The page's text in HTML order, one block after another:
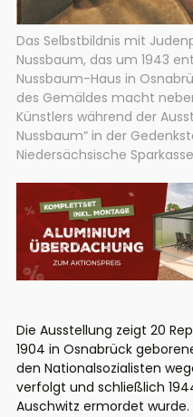
Das Selbstbildnis mit
Nussbaum, das um 1943
Nussbaum-Haus in
des Gemäldes macht
Künstlers während der
Nussbaum“ in der
Niedersächsische
Die Ausstellung zeigt 20
1904 in Osnabrück
den Nationalsozialisten
verfolgt und schließlich
Auschwitz ermordet wurde.